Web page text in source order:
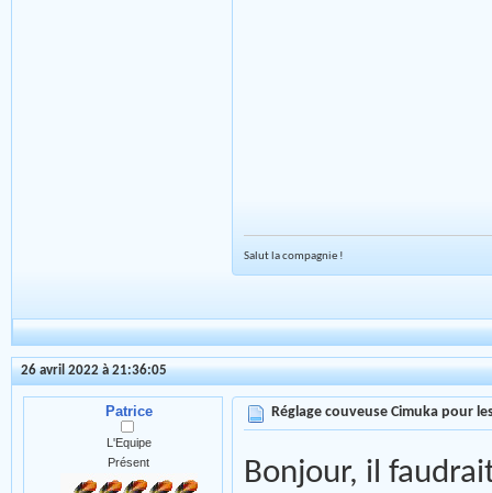
Salut la compagnie !
26 avril 2022 à 21:36:05
Patrice
L'Equipe
Présent
Réglage couveuse Cimuka pour
Bonjour, il